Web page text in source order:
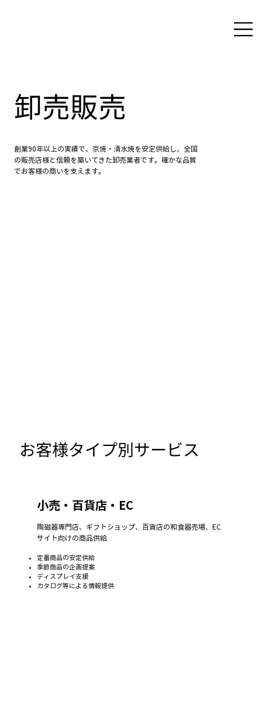
卸売販売
創業90年以上の実績で、京焼・清水焼を安定供給し、全国
の販売店様と信頼を築いてきた卸売業者です。確かな品質
でお客様の商いを支えます。
お客様タイプ別サービス
小売・百貨店・EC
陶磁器専門店、ギフトショップ、百貨店の和食器売場、EC
サイト向けの商品供給
定番商品の安定供給
季節商品の企画提案
ディスプレイ支援
カタログ等による情報提供